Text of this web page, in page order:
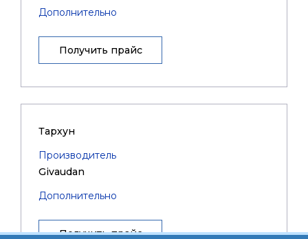
Дополнительно
Получить прайс
Тархун
Производитель
Givaudan
Дополнительно
Получить прайс